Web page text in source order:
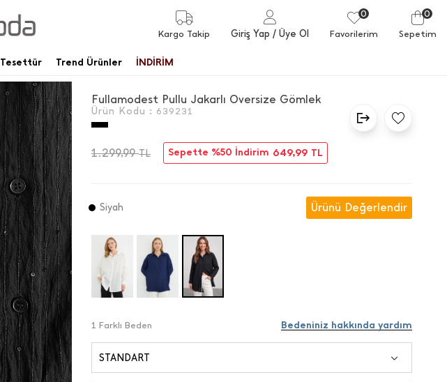
Kargo Takip Giriş Yap / Üye Ol
0
Favorilerim
0
Sepetim
Tesettür Trend Ürünler İNDİRİM
Fullamodest Pullu Jakarlı Oversize Gömlek
Ürün Kodu : 639231
1.299,99TL Sepette %50 İndirim 649,99 TL
Siyah Ürünü Değerlendir
1 Farklı Beden Bedeniniz hakkında yardım
STANDART